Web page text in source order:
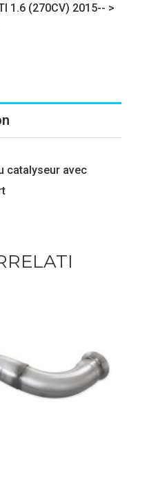
1.6 (270CV) 2015-- >
catalyseur avec